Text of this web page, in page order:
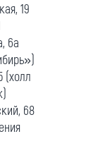
19
6а
(холл
68